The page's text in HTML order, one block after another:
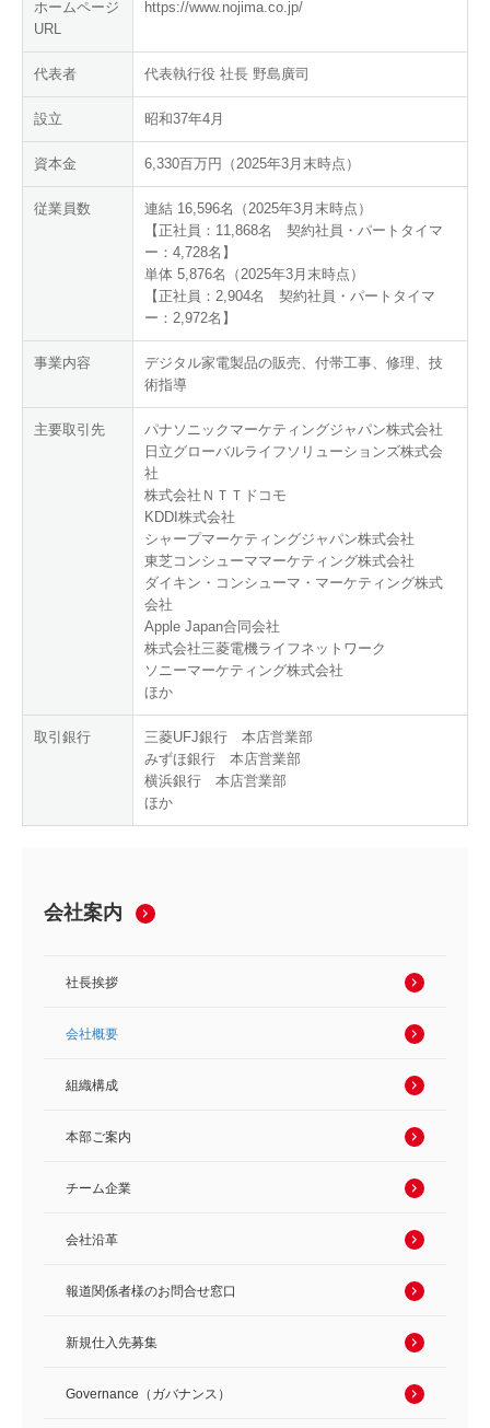
ホームページ
URL
https://www.nojima.co.jp/
代表者 代表執行役 社長 野島廣司
設立 昭和37年4月
資本金 6,330百万円（2025年3月末時点）
従業員数
連結 16,596名（2025年3月末時点）
【正社員：11,868名 契約社員・パートタイマ
ー：4,728名】
単体 5,876名（2025年3月末時点）
【正社員：2,904名 契約社員・パートタイマ
ー：2,972名】
事業内容
デジタル家電製品の販売、付帯工事、修理、技
術指導
主要取引先
パナソニックマーケティングジャパン株式会社
日立グローバルライフソリューションズ株式会
社
株式会社ＮＴＴドコモ
KDDI株式会社
シャープマーケティングジャパン株式会社
東芝コンシューママーケティング株式会社
ダイキン・コンシューマ・マーケティング株式
会社
Apple Japan合同会社
株式会社三菱電機ライフネットワーク
ソニーマーケティング株式会社
ほか
取引銀行
三菱UFJ銀行 本店営業部
みずほ銀行 本店営業部
横浜銀行 本店営業部
ほか
会社案内
社長挨拶
会社概要
組織構成
本部ご案内
チーム企業
会社沿革
報道関係者様のお問合せ窓口
新規仕入先募集
Governance（ガバナンス）